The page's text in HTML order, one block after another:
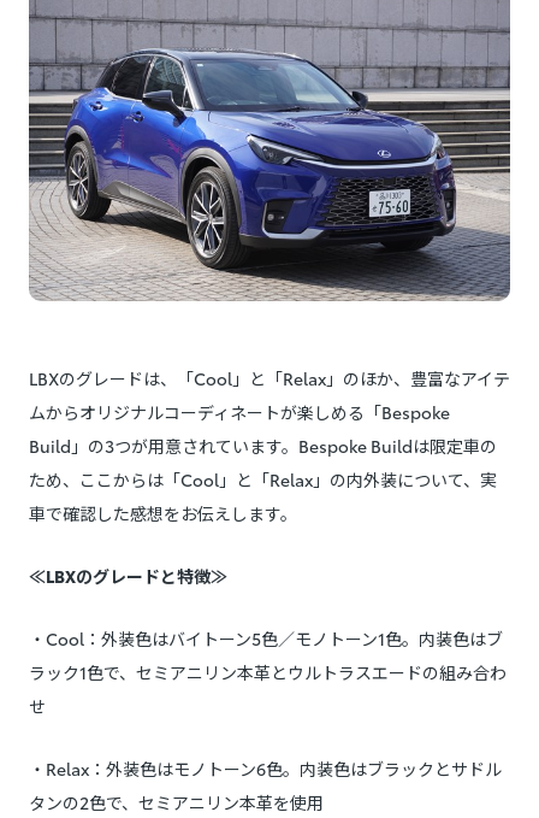
LBXのグレードは、「Cool」と「Relax」のほか、豊富なアイテ
ムからオリジナルコーディネートが楽しめる「Bespoke
Build」の3つが用意されています。Bespoke Buildは限定車の
ため、ここからは「Cool」と「Relax」の内外装について、実
車で確認した感想をお伝えします。
≪LBXのグレードと特徴≫
・Cool：外装色はバイトーン5色／モノトーン1色。内装色はブ
ラック1色で、セミアニリン本革とウルトラスエードの組み合わ
せ
・Relax：外装色はモノトーン6色。内装色はブラックとサドル
タンの2色で、セミアニリン本革を使用